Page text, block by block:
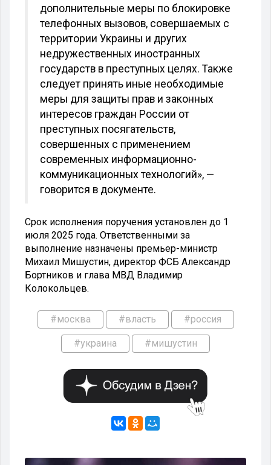
дополнительные меры по блокировке
телефонных вызовов, совершаемых с
территории Украины и других
недружественных иностранных
государств в преступных целях. Также
следует принять иные необходимые
меры для защиты прав и законных
интересов граждан России от
преступных посягательств,
совершенных с применением
современных информационно-
коммуникационных технологий», —
говорится в документе.
Срок исполнения поручения установлен до 1
июля 2025 года. Ответственными за
выполнение назначены премьер-министр
Михаил Мишустин, директор ФСБ Александр
Бортников и глава МВД Владимир
Колокольцев.
#москва #власть #россия
#украина #мишустин